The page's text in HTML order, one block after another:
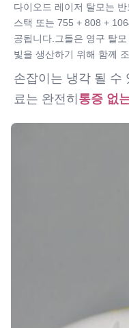
다이오드 레이저 탈모는
스택 또는 755 + 808 +
공됩니다.그들은 영구 탈
빛을 생산하기 위해 함께
손잡이는 냉각 될 수
료는 완전히 통증 없